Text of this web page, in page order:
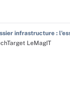
infrastructure :
LeMagIT